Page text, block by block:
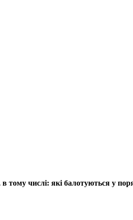
тому числі: які балотуються у